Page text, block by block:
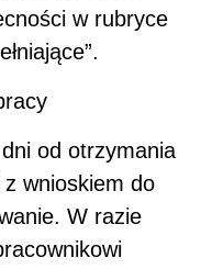
w rubryce
od otrzymania
wnioskiem do
W razie